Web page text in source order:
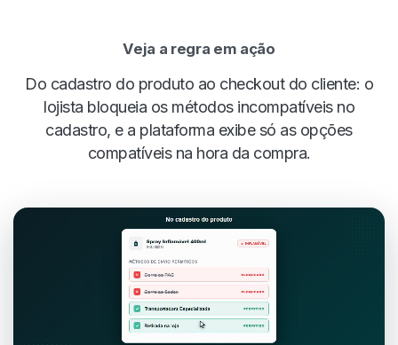
Veja a regra em ação
Do cadastro do produto ao checkout do cliente: o
lojista bloqueia os métodos incompatíveis no
cadastro, e a plataforma exibe só as opções
compatíveis na hora da compra.